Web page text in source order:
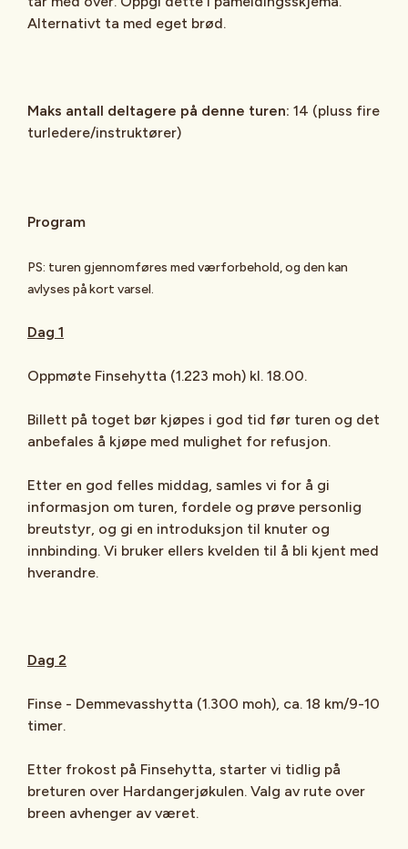
Alternativt ta med eget brød.
Maks antall deltagere på denne turen: 14 (pluss fire
turledere/instruktører)
Program
PS: turen gjennomføres med værforbehold, og den kan
avlyses på kort varsel.
Dag 1
Oppmøte Finsehytta (1.223 moh) kl. 18.00.
Billett på toget bør kjøpes i god tid før turen og det
anbefales å kjøpe med mulighet for refusjon.
Etter en god felles middag, samles vi for å gi
informasjon om turen, fordele og prøve personlig
breutstyr, og gi en introduksjon til knuter og
innbinding. Vi bruker ellers kvelden til å bli kjent med
hverandre.
Dag 2
Finse - Demmevasshytta (1.300 moh), ca. 18 km/9-10
timer.
Etter frokost på Finsehytta, starter vi tidlig på
breturen over Hardangerjøkulen. Valg av rute over
breen avhenger av været.